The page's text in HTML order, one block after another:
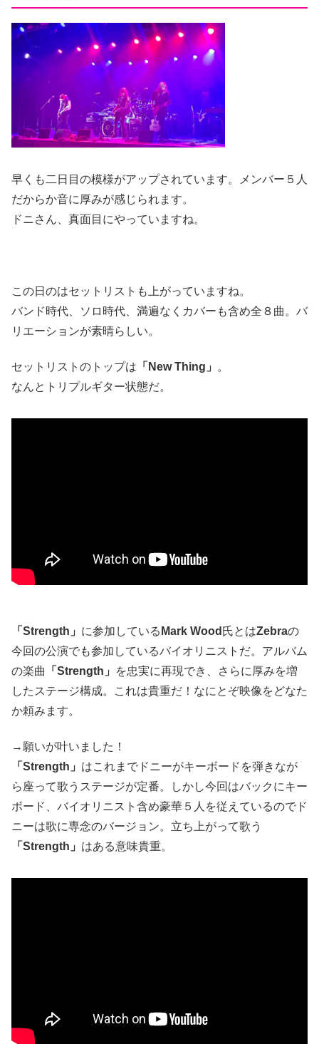
早くも二日目の模様がアップされています。メンバー５人
だからか音に厚みが感じられます。
ドニさん、真面目にやっていますね。
この日のはセットリストも上がっていますね。
バンド時代、ソロ時代、満遍なくカバーも含め全８曲。バ
リエーションが素晴らしい。
セットリストのトップは 「New Thing」
。
なんとトリプルギター状態だ。
「Strength」 に参加している Mark Wood 氏とはZebraの
今回の公演でも参加しているバイオリニストだ。アルバム
の楽曲
「Strength」
を忠実に再現でき、さらに厚みを増
したステージ構成。これは貴重だ！なにとぞ映像をどなた
か頼みます。
→願いが叶いました！
「Strength」 はこれまでドニーがキーボードを弾きなが
ら座って歌うステージが定番。しかし今回はバックにキー
ボード、バイオリニスト含め豪華５人を従えているのでド
ニーは歌に専念のバージョン。立ち上がって歌う
「Strength」 はある意味貴重。